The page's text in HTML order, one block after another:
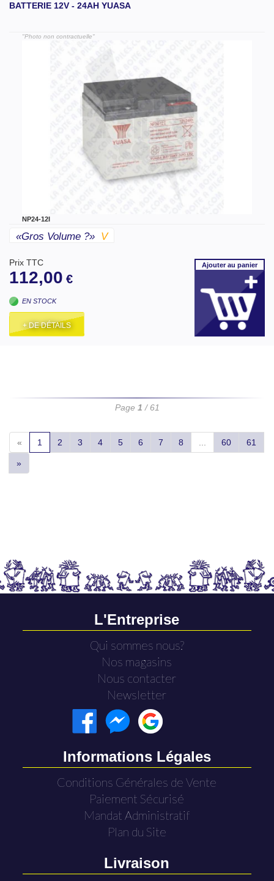
BATTERIE 12V - 24AH YUASA
"Photo non contractuelle"
NP24-12I
«gros Volume ?» V
Prix TTC
112,00 €
EN STOCK
+ DE DÉTAILS
Ajouterau panier
Page 1 / 61
« 1 2 3 4 5 6 7 8 ... 60 61
»
L'Entreprise
Qui sommes nous?
Nos magasins
Nous contacter
Newsletter
Informations Légales
Conditions Générales de Vente
Paiement Sécurisé
Mandat Administratif
Plan du Site
Livraison